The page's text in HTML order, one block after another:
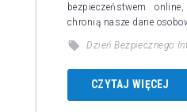
bezpieczeństwem
chronią nasze dane
Dzień Bezpiecznego
CZYTAJ WIĘCEJ